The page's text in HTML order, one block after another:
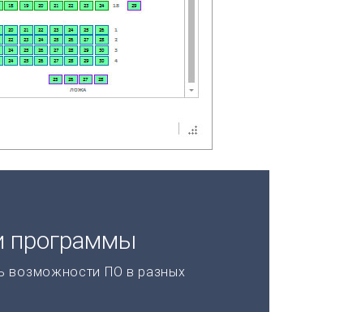
программы
возможности ПО в разных